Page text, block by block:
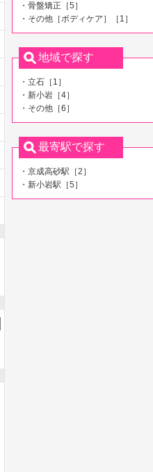
・骨盤矯正［5］
・その他［ボディケア］［1］
地域で探す
・立石［1］
・新小岩［4］
・その他［6］
最寄駅で探す
・京成高砂駅［2］
・新小岩駅［5］